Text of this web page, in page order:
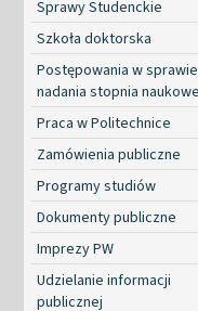
Sprawy Studenckie
Szkoła doktorska
Postępowania w sprawie
nadania stopnia
Praca w Politechnice
Zamówienia publiczne
Programy studiów
Dokumenty publiczne
Imprezy PW
Udzielanie informacji
publicznej